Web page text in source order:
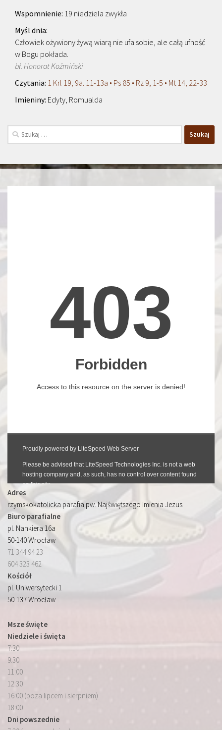
19 niedziela zwykła
Człowiek ożywiony żywą wiarą nie ufa sobie, ale całą ufność
w Bogu pokłada.
bł. Honorat Koźmiński
1 Krl 19, 9a. 11-13a • Ps 85 • Rz 9, 1-5 • Mt 14, 22-33
Edyty, Romualda
Szukaj:
Adres
rzymskokatolicka parafia pw. Najświętszego Imienia Jezus
Biuro parafialne
pl. Nankiera 16a
50-140 Wrocław
71 344 94 23
604 323 462
Kościół
pl. Uniwersytecki 1
50-137 Wrocław
Msze święte
Niedziele i święta
7:30
9:30
11:00
12:30
16:00 (poza lipcem i sierpniem)
18:00
Dni powszednie